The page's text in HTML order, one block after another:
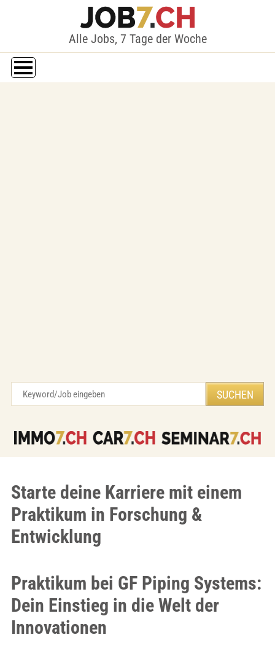
Alle Jobs, 7 Tage der Woche
Starte deine Karriere mit einem
Praktikum in Forschung &
Entwicklung
Praktikum bei GF Piping Systems:
Dein Einstieg in die Welt der
Innovationen